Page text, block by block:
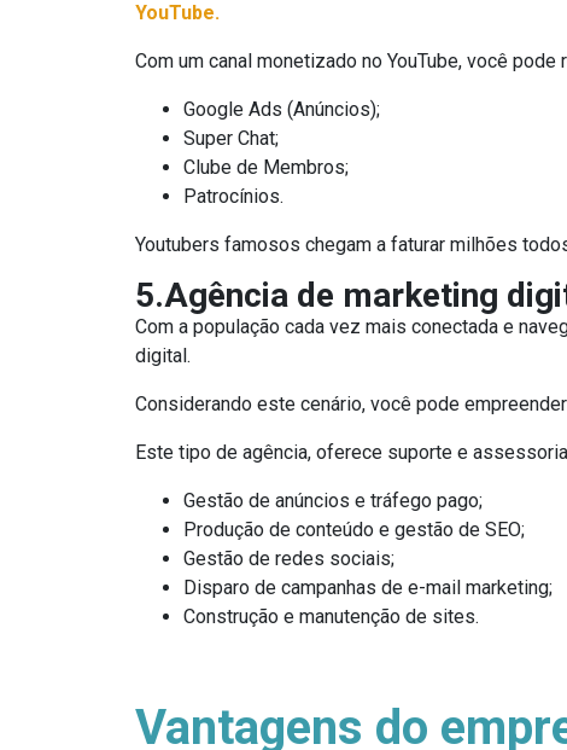
YouTube.
Com um canal monetizado no YouTube, você
Google Ads (Anúncios);
Super Chat;
Clube de Membros;
Patrocínios.
Youtubers famosos chegam a faturar milhões
5.Agência de marketing
Com a população cada vez mais conectada e
digital.
Considerando este cenário, você pode
Este tipo de agência, oferece suporte e
Gestão de anúncios e tráfego pago;
Produção de conteúdo e gestão de SEO;
Gestão de redes sociais;
Disparo de campanhas de e-mail marketing;
Construção e manutenção de sites.
Vantagens do